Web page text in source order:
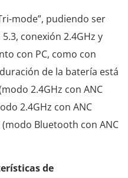
mode”, pudiendo ser
conexión 2.4GHz y
con PC, como con
de la batería está
2.4GHz con ANC
2.4GHz con ANC
Bluetooth con ANC
de